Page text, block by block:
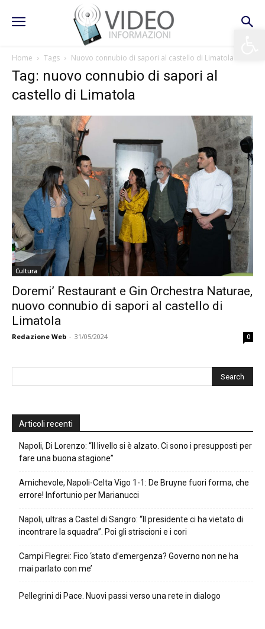
Home Tags Nuovo connubio di sapori al castello di Limatola
Tag: nuovo connubio di sapori al
castello di Limatola
Cultura
Doremi’ Restaurant e Gin Orchestra Naturae,
nuovo connubio di sapori al castello di
Limatola
Redazione Web - 31/05/2024 0
Articoli recenti
Napoli, Di Lorenzo: “Il livello si è alzato. Ci sono i presupposti per
fare una buona stagione”
Amichevole, Napoli-Celta Vigo 1-1: De Bruyne fuori forma, che
errore! Infortunio per Marianucci
Napoli, ultras a Castel di Sangro: “Il presidente ci ha vietato di
incontrare la squadra”. Poi gli striscioni e i cori
Campi Flegrei: Fico ‘stato d’emergenza? Governo non ne ha
mai parlato con me’
Pellegrini di Pace. Nuovi passi verso una rete in dialogo